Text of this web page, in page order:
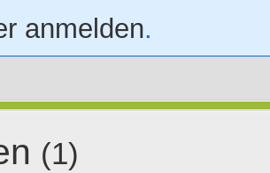
anmelden.
(1)